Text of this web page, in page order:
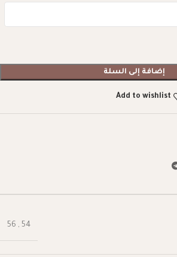
إضافة إلى السلة
Add to wishlist
54
,
56